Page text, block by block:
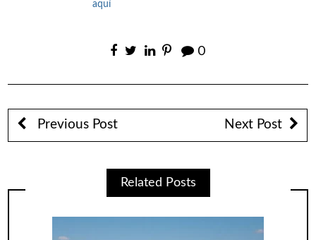
aquí
0
Previous Post Next Post
Related Posts